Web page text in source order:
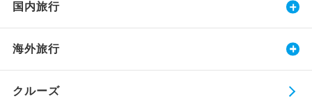
国内旅行
海外旅行
クルーズ